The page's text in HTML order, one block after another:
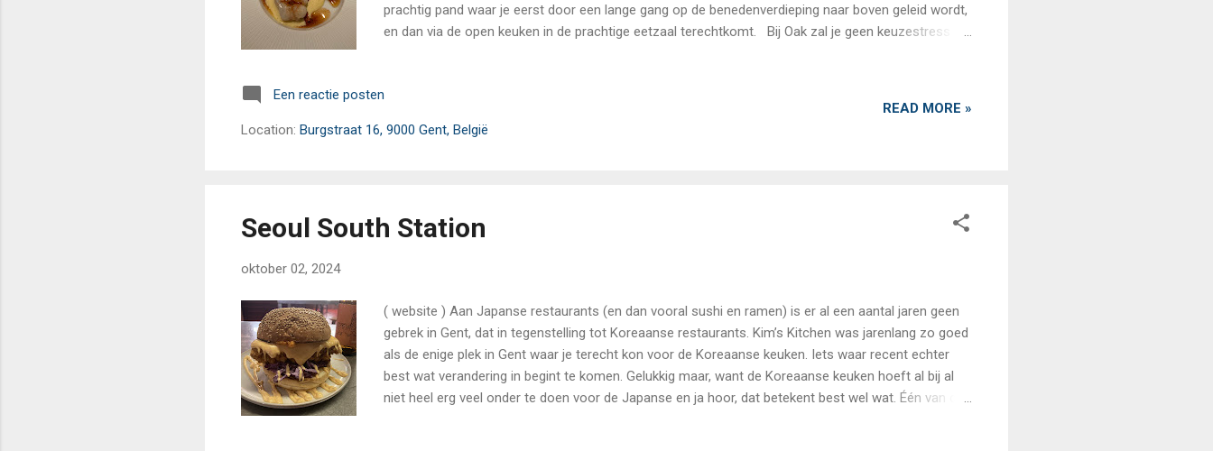
prachtig pand waar je eerst door een lange gang op de benedenverdieping naar boven geleid wordt,
en dan via de open keuken in de prachtige eetzaal terechtkomt. Bij Oak zal je geen keuzestress
als één bite: heerlijk. De ene amuse is nóg indrukwekkender dan de andere: met ceviche en tucupi
(een saus op basis van maniokwortel) keert de chef terug naar zijn ...
Een reactie posten
Location: Burgstraat 16, 9000 Gent, België
READ MORE »
Seoul South Station
oktober 02, 2024
( website ) Aan Japanse restaurants (en dan vooral sushi en ramen) is er al een aantal jaren geen
gebrek in Gent, dat in tegenstelling tot Koreaanse restaurants. Kim’s Kitchen was jarenlang zo goed
als de enige plek in Gent waar je terecht kon voor de Koreaanse keuken. Iets waar recent echter
best wat verandering in begint te komen. Gelukkig maar, want de Koreaanse keuken hoeft al bij al
niet heel erg veel onder te doen voor de Japanse en ja hoor, dat betekent best wel wat. Één van die